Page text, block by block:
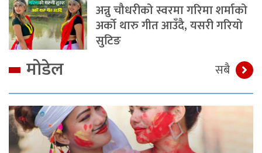
अन्नु चौधरीको स्वरमा गरिमा शर्माको
अर्को थारु गीत आउँदै, यसरी गरियो
सुटिङ
मोडेल सबै